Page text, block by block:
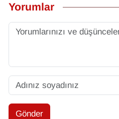
Yorumlar
Gönder